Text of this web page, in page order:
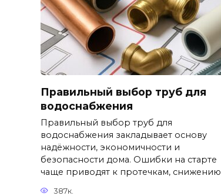
Правильный выбор труб для
водоснабжения
Правильный выбор труб для
водоснабжения закладывает основу
надёжности, экономичности и
безопасности дома. Ошибки на старте
чаще приводят к протечкам, снижению
387к.